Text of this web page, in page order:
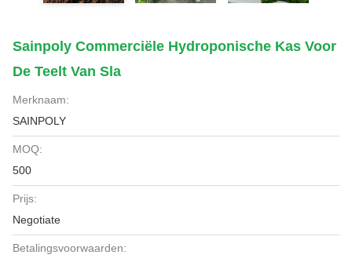
Sainpoly Commerciële Hydroponische Kas Voor
De Teelt Van Sla
Merknaam:
SAINPOLY
MOQ:
500
Prijs:
Negotiate
Betalingsvoorwaarden: